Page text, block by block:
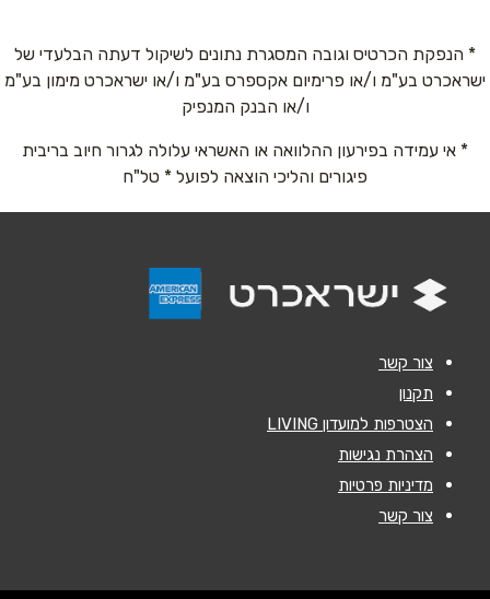
טלפון*
אימייל*
* הנפקת הכרטיס וגובה המסגרת נתונים לשיקול דעתה הבלעדי של
ישראכרט בע"מ ו/או פרימיום אקספרס בע"מ ו/או ישראכרט מימון בע"מ
ו/או הבנק המנפיק
* אי עמידה בפירעון ההלוואה או האשראי עלולה לגרור חיוב בריבית
פיגורים והליכי הוצאה לפועל * טל"ח
צור קשר
תקנון
הצטרפות למועדון LIVING
הצהרת נגישות
מדיניות פרטיות
צור קשר